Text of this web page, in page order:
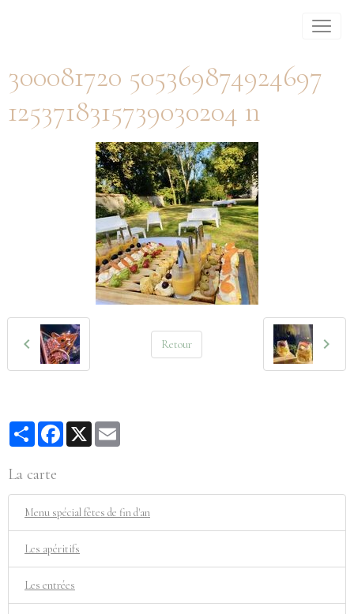
300081720 505369874924697
1253718315739030204 n
Retour
PartagerFacebook
X
La carte
Menu spécial fêtes de fin d'an
Les apéritifs
Les entrées